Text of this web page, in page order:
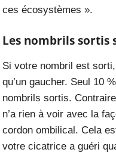
ces écosystèmes ».
Les nombrils
Si votre nombril est
qu’un gaucher. Seul 10
nombrils sortis.
n’a rien à voir avec la
cordon ombilical. Cela
votre cicatrice a guéri